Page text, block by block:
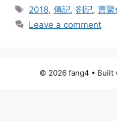
Tags
2018,傳記,劄記,曹聚
Leave a comment
© 2026 fang4 • Built